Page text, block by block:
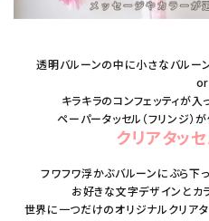
透明バルーンの中に小さなバルー
or
キラキラのコンフェッティが入
ペーパータッセル（フリンジ）
クリアタッ
フワフワ浮かぶバルーンにぶら下
お好きな文字デザインとカ
世界に一つだけのオリジナルクリアタ